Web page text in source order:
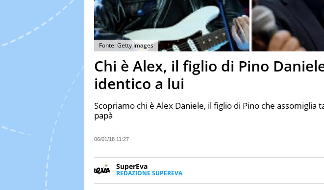
Fonte: Getty Images
Chi è Alex, il figlio di Pino
identico a lui
Scopriamo chi è Alex Daniele, il figlio di Pino che assomiglia
papà
06/01/18 11:27
SuperEva
REDAZIONE SUPEREVA
SuperEva è il magazine di Italiaonline dedicato a trend,